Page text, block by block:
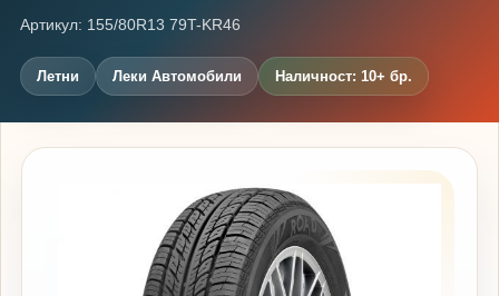
Артикул: 155/80R13 79T-KR46
Летни Леки Автомобили Наличност: 10+ бр.